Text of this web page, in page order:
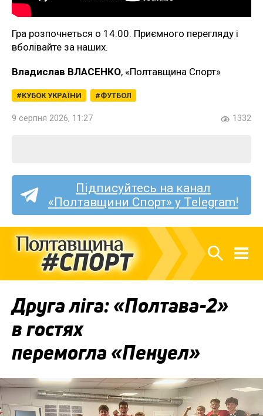
Гра розпочнеться о 14:00. Приємного перегляду і
вболівайте за наших.
Владислав ВЛАСЕНКО, «Полтавщина Спорт»
КУБОК УКРАЇНИ ФУТБОЛ
9 серпня 2026, 11:27 1332
Підписуйтесь на канал
«Полтавщини Спорт» у Telegram!
Друга ліга: «Полтава-2»
в гостях
перемогла «Пенуел»